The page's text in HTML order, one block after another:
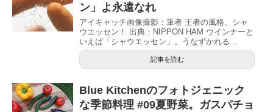
ン」よ永遠なれ
アイキャッチ画像撮影：筆者 王者の風格、シャ
ウエッセン！ 出典：NIPPON HAM ウインナーと
いえば「シャウエッセン」。うなずかれる...
記事を読む
Blue Kitchenのフォトジェニック
な季節料理 #09夏野菜。ガスパチョ